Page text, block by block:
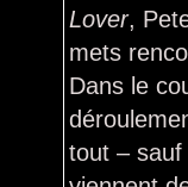
Lover,
mets
Dans le
tout –